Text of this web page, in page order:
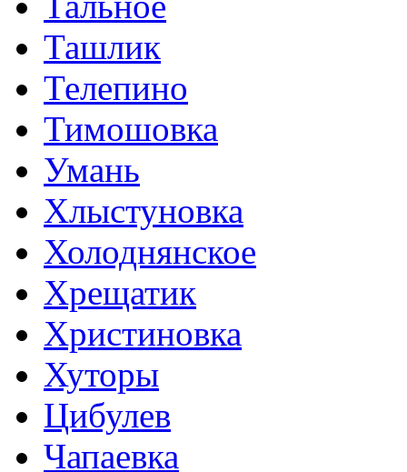
Ташлик
Телепино
Тимошовка
Умань
Хлыстуновка
Холоднянское
Хрещатик
Христиновка
Хуторы
Цибулев
Чапаевка